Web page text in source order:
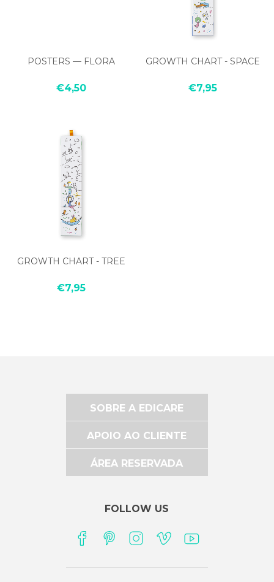
POSTERS — FLORA
€4,50
GROWTH CHART - SPACE
€7,95
GROWTH CHART - TREE
€7,95
SOBRE A EDICARE
APOIO AO CLIENTE
ÁREA RESERVADA
FOLLOW US